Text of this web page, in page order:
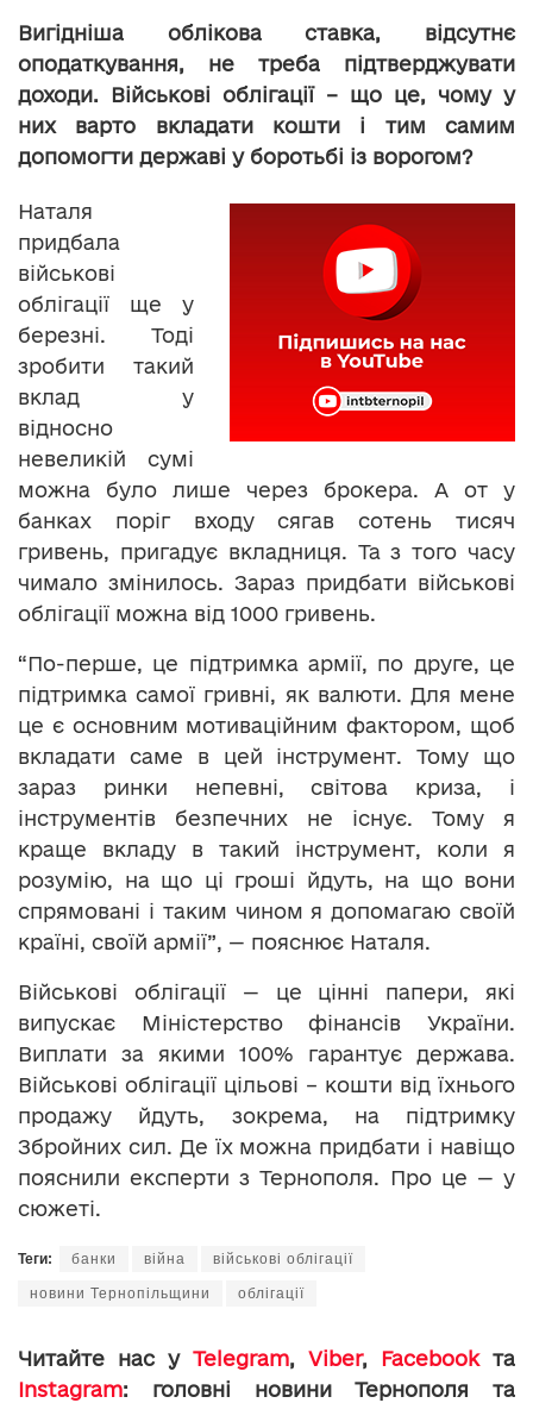
Вигідніша облікова ставка, відсутнє
оподаткування, не треба підтверджувати
доходи. Військові облігації – що це, чому у
них варто вкладати кошти і тим самим
допомогти державі у боротьбі із ворогом?
Наталя
придбала
військові
облігації ще у
березні. Тоді
зробити такий
вклад у
відносно
невеликій сумі
можна було лише через брокера. А от у
банках поріг входу сягав сотень тисяч
гривень, пригадує вкладниця. Та з того часу
чимало змінилось. Зараз придбати військові
облігації можна від 1000 гривень.
“По-перше, це підтримка армії, по друге, це
підтримка самої гривні, як валюти. Для мене
це є основним мотиваційним фактором, щоб
вкладати саме в цей інструмент. Тому що
зараз ринки непевні, світова криза, і
інструментів безпечних не існує. Тому я
краще вкладу в такий інструмент, коли я
розумію, на що ці гроші йдуть, на що вони
спрямовані і таким чином я допомагаю своїй
країні, своїй армії”, — пояснює Наталя.
Військові облігації — це цінні папери, які
випускає Міністерство фінансів України.
Виплати за якими 100% гарантує держава.
Військові облігації цільові – кошти від їхнього
продажу йдуть, зокрема, на підтримку
Збройних сил. Де їх можна придбати і навіщо
пояснили експерти з Тернополя. Про це — у
сюжеті.
Теги: банки війна військові облігації
новини Тернопільщини облігації
Читайте нас у Telegram, Viber, Facebookта
Instagram: головні новини Тернополя та